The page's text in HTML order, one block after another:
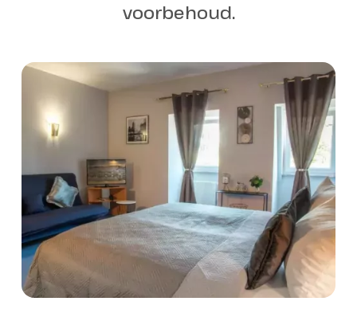
te zien zijn. Tijdens de tocht naar
van prachtige panorama’s op
en burchten die hoog boven
kan je nagenieten op één
in Saarburg. Een mooie
fantastische fietsdag.
van 54 - 62 kilometer.
Rivier de Moezel
voorbehoud.iedereen een leuke
★☆☆ Fietsroutes in
stijging of daling. Met
boeken.
★★☆ Fietsroutes in
stevige stijging of
afstanden (> 50 km).
is daarom belangrijk.
★★★ Fietsroutes in
een stevige stijging of
langere afstanden